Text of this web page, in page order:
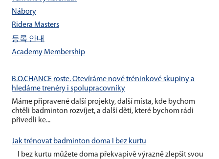
Nábory
Ridera Masters
등록 안내
Academy Membership
B.O.CHANCE roste. Otevíráme nové tréninkové skupiny a
hledáme trenéry i spolupracovníky
Máme připravené další projekty, další místa, kde bychom
chtěli badminton rozvíjet, a další děti, které bychom rádi
přivedli ke...
Jak trénovat badminton doma I bez kurtu
I bez kurtu můžete doma překvapivě výrazně zlepšit svou